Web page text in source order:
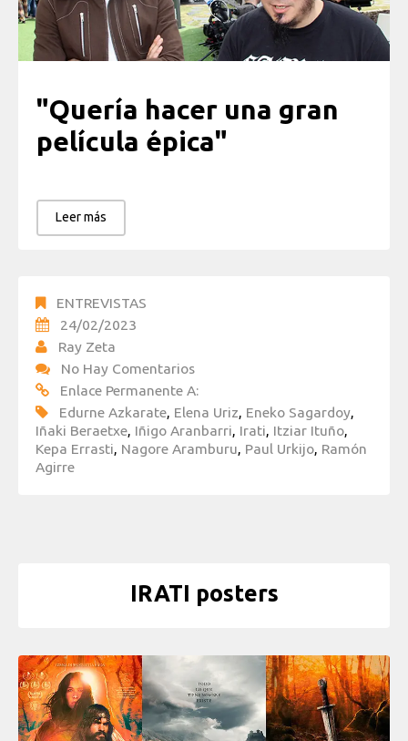
"Quería hacer una gran
película épica"
Leer más
ENTREVISTAS
24/02/2023
Ray Zeta
No Hay Comentarios
Enlace Permanente A:
Edurne Azkarate Elena Uriz Eneko Sagardoy
Iñaki Beraetxe Iñigo Aranbarri Irati Itziar Ituño
Kepa Errasti Nagore Aramburu Paul Urkijo Ramón
Agirre
IRATI posters